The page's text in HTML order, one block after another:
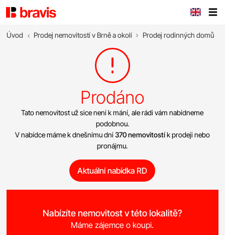
Úvod Prodej nemovitostí v Brně a okolí Prodej rodinných domů
Prodáno
Tato nemovitost už sice není k mání, ale rádi vám nabídneme
podobnou.
V nabídce máme k dnešnímu dni 370 nemovitostík prodeji nebo
pronájmu.
Aktuální nabídka RD
Nabízíte nemovitost v této lokalitě?
Máme zájemce o koupi.